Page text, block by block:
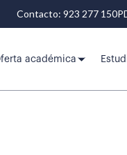
Contacto: 923 277 150
académica